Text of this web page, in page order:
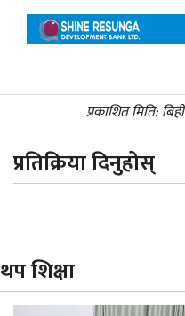
प्रकाशित मिति:
प्रतिक्रिया दिनुहोस्
थप शिक्षा